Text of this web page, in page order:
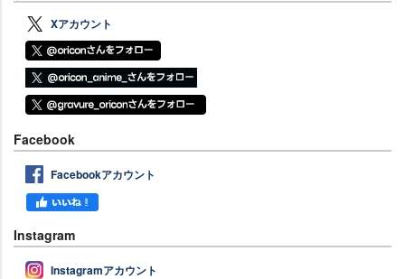
Xアカウント
Facebook
Facebookアカウント
Instagram
Instagramアカウント